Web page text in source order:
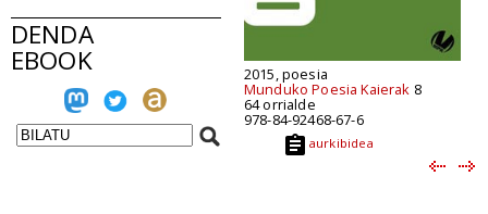
DENDA
EBOOK 2015, poesia
Munduko Poesia Kaierak 8
64 orrialde
978-84-92468-67-6
aurkibidea